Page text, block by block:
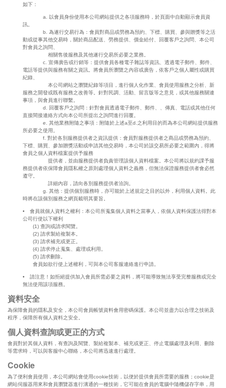
如下：
a. 以會員身份使用本公司網站提供之各項服務時，於頁面中自動顯示會員資
訊。
b. 為遂行交易行為：會員對商品或勞務為預約、下標、購買、參與贈獎等之活
動或從事其他交易時，關於商品配送、勞務提供、價金給付、回覆客戶之詢問、本公司
對會員之詢問、
相關售後服務及其他遂行交易所必要之業務。
c. 宣傳廣告或行銷等：提供會員各種電子雜誌等資訊、透過電子郵件、郵件、
電話等提供與服務有關之資訊。將會員所瀏覽之內容或廣告，依客戶之個人屬性或購買
紀錄、
本公司網站之瀏覽紀錄等項目，進行個人化作業、會員使用服務之分析、新
服務之開發或既有服務之改善等。針對民調、活動、留言版等之意見，或其他服務關連
事項，與會員進行聯繫。
d. 回覆客戶之詢問：針對會員透過電子郵件、郵件、、傳真、電話或其他任何
直接間接連絡方式向本公司所提出之詢問進行回覆。
e. 其他業務附隨之事項：附隨於上述a至d.之利用目的而為本公司網站提供服務
所必要之使用。
f. 對於各別服務提供者之資訊提供：會員對服務提供者之商品或勞務為預約、
下標、購買、參加贈獎活動或申請其他交易時，本公司於該交易所必要之範圍內，得將
會員之個人資料檔案提供予服務
提供者，並由服務提供者負責管理該個人資料檔案。本公司將以規約課予服
務提供者依保障會員隱私權之原則處理個人資料之義務，但無法保證服務提供者會必然
遵守。
詳細內容，請向各別服務提供者洽詢。
g. 其他：提供個別服務時，亦可能於上述規定之目的以外，利用個人資料。此
時將在該個別服務之網頁載明其要旨。
• 會員就個人資料之權利：本公司所蒐集個人資料之當事人，依個人資料保護法得對本
公司行使以下權利
(1) 查詢或請求閱覽。
(2) 請求製給複製本。
(3) 請求補充或更正。
(4) 請求停止蒐集、處理或利用。
(5) 請求刪除。
會員如欲行使上述權利，可與本公司客服連絡進行申請。
• 請注意！如拒絕提供加入會員所需必要之資料，將可能導致無法享受完整服務或完全
無法使用該項服務。
資料安全
為保障會員的隱私及安全，本公司會員帳號資料會用密碼保護。本公司並盡力以合理之技術及
程序，保障所有個人資料之安全。
個人資料查詢或更正的方式
會員對於其個人資料，有查詢及閱覽、製給複製本、補充或更正、停止電腦處理及利用、刪除
等需求時，可以與客服中心聯絡，本公司將迅速進行處理。
Cookie
為了便利會員使用，本公司網站會使用cookie技術，以便於提供會員所需要的服務；cookie是
網站伺服器用來和會員瀏覽器進行溝通的一種技術，它可能在會員的電腦中隨機儲存字串，用